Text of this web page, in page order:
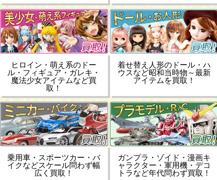
ヒロイン・萌え系のドー
ル・フィギュア・ガレキ・
魔法少女アイテムなど買
取！
着せ替え人形のドール・ハ
ウスなど昭和当時物～最新
アイテムを買取！
乗用車・スポーツカー・バ
イクなどスケール問わず幅
広く買取！
ガンプラ・ゾイド・漫画キ
ャラクター・軍用機・デコ
トラなど年代問わず買取！